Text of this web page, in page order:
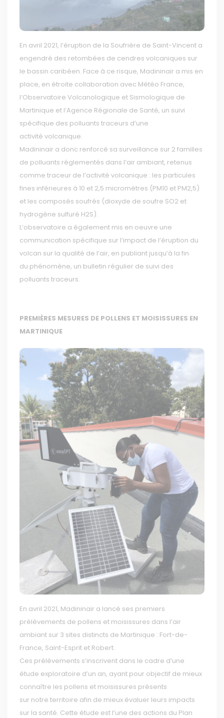
En avril 2021, l’éruption de la Soufrière de Saint-Vincent a
engendré des retombées de cendres volcaniques sur
le bassin caribéen. Face à ce risque, Madininair a mis en
place, en étroite collaboration avec Météo France,
l’Observatoire Volcanologique et Sismologique de
Martinique et l’Agence Régionale de Santé, un suivi
spécifique des polluants traceurs d’une
activité volcanique.
Madininair a donc renforcé sa surveillance sur 2 familles
de polluants réglementés dans l’air ambiant, retenus
comme traceur de l’activité volcanique : les particules
fines inférieures à 10 et 2,5 micromètres (PM10 et PM2,5)
et les composés soufrés (dioxyde de soufre SO2 et
hydrogène sulfuré H2S).
L’observatoire a également mis en oeuvre une
communication spécifique sur l’impact de l’éruption du
volcan sur la qualité de l’air, en publiant jusqu’à la fin
du phénomène, un bulletin régulier de suivi des
polluants traceurs.
PREMIÈRES MESURES DE POLLENS ET MOISISSURES EN
MARTINIQUE
En avril 2021, Madininair a lancé ses premiers
prélèvements de pollens et moisissures dans l’air
ambiant sur 3 sites distincts de Martinique : Fort-de-
France, Saint-Esprit et Robert.
Ces prélèvements s’inscrivent dans le cadre d’une
étude exploratoire d’un an, ayant pour objectif de mieux
connaître les pollens et moisissures présents
sur notre territoire afin de mieux évaluer leurs impacts
sur la santé. Cette étude est l’une des actions du Plan